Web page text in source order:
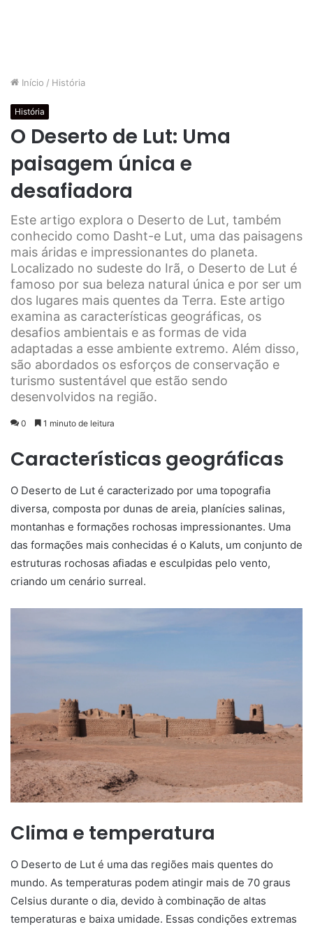
Início / História
História
O Deserto de Lut: Uma
paisagem única e
desafiadora
Este artigo explora o Deserto de Lut, também
conhecido como Dasht-e Lut, uma das paisagens
mais áridas e impressionantes do planeta.
Localizado no sudeste do Irã, o Deserto de Lut é
famoso por sua beleza natural única e por ser um
dos lugares mais quentes da Terra. Este artigo
examina as características geográficas, os
desafios ambientais e as formas de vida
adaptadas a esse ambiente extremo. Além disso,
são abordados os esforços de conservação e
turismo sustentável que estão sendo
desenvolvidos na região.
0 1 minuto de leitura
Características geográficas
O Deserto de Lut é caracterizado por uma topografia
diversa, composta por dunas de areia, planícies salinas,
montanhas e formações rochosas impressionantes. Uma
das formações mais conhecidas é o Kaluts, um conjunto de
estruturas rochosas afiadas e esculpidas pelo vento,
criando um cenário surreal.
Clima e temperatura
O Deserto de Lut é uma das regiões mais quentes do
mundo. As temperaturas podem atingir mais de 70 graus
Celsius durante o dia, devido à combinação de altas
temperaturas e baixa umidade. Essas condições extremas